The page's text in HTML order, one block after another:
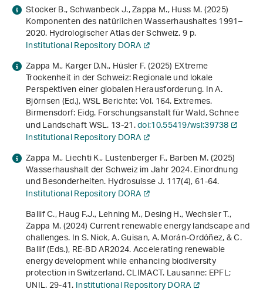
Stocker B., Schwanbeck J., Zappa M., Huss M. (2025)
Komponenten des natürlichen Wasserhaushaltes 1991–
2020. Hydrologischer Atlas der Schweiz. 9 p.
Institutional Repository DORA
Zappa M., Karger D.N., Hüsler F. (2025)EXtreme
Trockenheit in der Schweiz: Regionale und lokale
Perspektiven einer globalen Herausforderung. In A.
Björnsen (Ed.),WSL Berichte: Vol. 164.Extremes.
Birmensdorf: Eidg. Forschungsanstalt für Wald, Schnee
und Landschaft WSL. 13-21.doi:10.55419/wsl:39738
Institutional Repository DORA
Zappa M., Liechti K., Lustenberger F., Barben M. (2025)
Wasserhaushalt der Schweiz im Jahr 2024. Einordnung
und Besonderheiten. Hydrosuisse J.117(4), 61-64.
Institutional Repository DORA
Ballif C., Haug F.J., Lehning M., Desing H., Wechsler T.,
Zappa M. (2024) Current renewable energy landscape and
challenges. In S. Nick, A. Guisan, A. Morán-Ordóñez, & C.
Ballif (Eds.),RE-BD AR2024. Accelerating renewable
energy development while enhancing biodiversity
protection in Switzerland. CLIMACT. Lausanne: EPFL;
UNIL. 29-41.Institutional Repository DORA